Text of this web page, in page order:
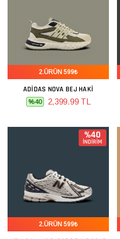
2.ÜRÜN 599₺
ADIDAS NOVA BEJ HAKI
%40 2,399.99 TL
%40
İNDİRİM
2.ÜRÜN 599₺